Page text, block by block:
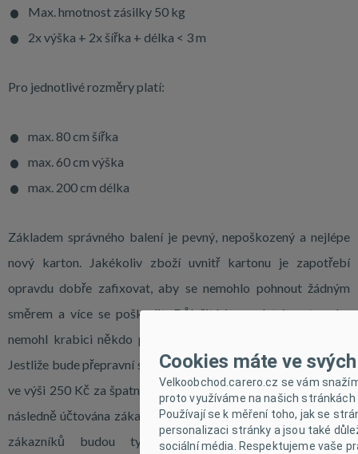
Max. hmotnost zásilky 50 kg
2x výška + 2x šířka + délka < 3 m
Pro jednotlivé rozměry platí:
max. 80 cm šířka
max. 60 cm výška
max. 200 cm délka
Základem správného balení je pevný, nepoškozený a nejlépe
nový karton. Jakékoliv zboží uvnitř kartonu je zapotřebí
opravdu dobře zafixovat, aby se nemohlo pohnout žádným
směrem a více se poškodit. Důležité je myslet i na to, aby
nemohl krabici někdo při převozu promáčknout a poškodit.
Jestliže bude přepravní společnost účtovat dodatečné náklady
ve výši 250 Kč za špatně zabalenou zásilku, tato částka bude
následně účtována zákazníkovi. V případě dropshippingových
zákazníků budou tyto dodatečné náklady účtované
Cookies máte ve
Velkoobchod.carero.cz se vám
proto využíváme na našich
Používají se k měření toho, jak se
personalizaci stránky a jsou také
sociální média. Respektujeme vaše